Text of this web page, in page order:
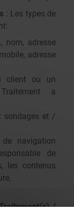
: Les types de
nom, adresse
adresse
client ou un
a
sondages et /
navigation
de
les contenus
/